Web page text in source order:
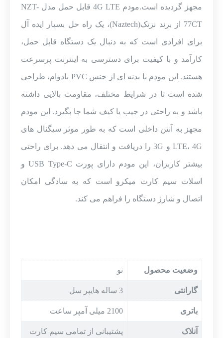
آنتن
پورت
USB
Type-
C
و
کارت
عدد
مجهز گردیده است.مودم 4G LTE قابل حمل مدل NZT-
77CT از برند نزتک(Naztech)، یک راه حل بسیار ایده آل
برای افرادی است که به دنبال یک دستگاه قابل حمل،
کارآمد و با کیفیت برای دسترسی به اینترنت پرسرعت
هستند. این مودم با بدنه ای از جنس PVC بادوام، طراحی
شده است تا در شرایط مختلف، مقاومت بالایی داشته
باشد و به راحتی در جیب یا کیف شما جا بگیرد. این مودم
مجهز به آنتن داخلی است که به طور موثر سیگنال های
LTE، 4G و 3G را دریافت و انتقال می دهد. برای راحتی
بیشتر کاربران، این مودم دارای پورت USB Type-C و
اسلات سیم کارت میکرو است که به سادگی امکان
اتصال و شارژ دستگاه را فراهم می کند.
وضعیت محصول نو
گارانتی 3 ساله هایپر سل
باتری 2100 میلی آمپر ساعت
آنلاک
پشتیبانی از تمامی سیم کارت